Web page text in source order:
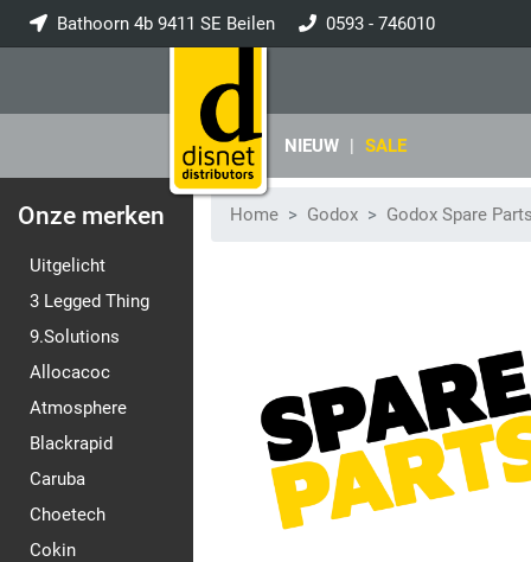
Bathoorn 4b 9411 SE Beilen 0593 - 746010
NIEUW | SALE
Onze merken
Uitgelicht
3 Legged Thing
9.Solutions
Allocacoc
Atmosphere
Blackrapid
Caruba
Choetech
Cokin
Home Godox Godox Spare